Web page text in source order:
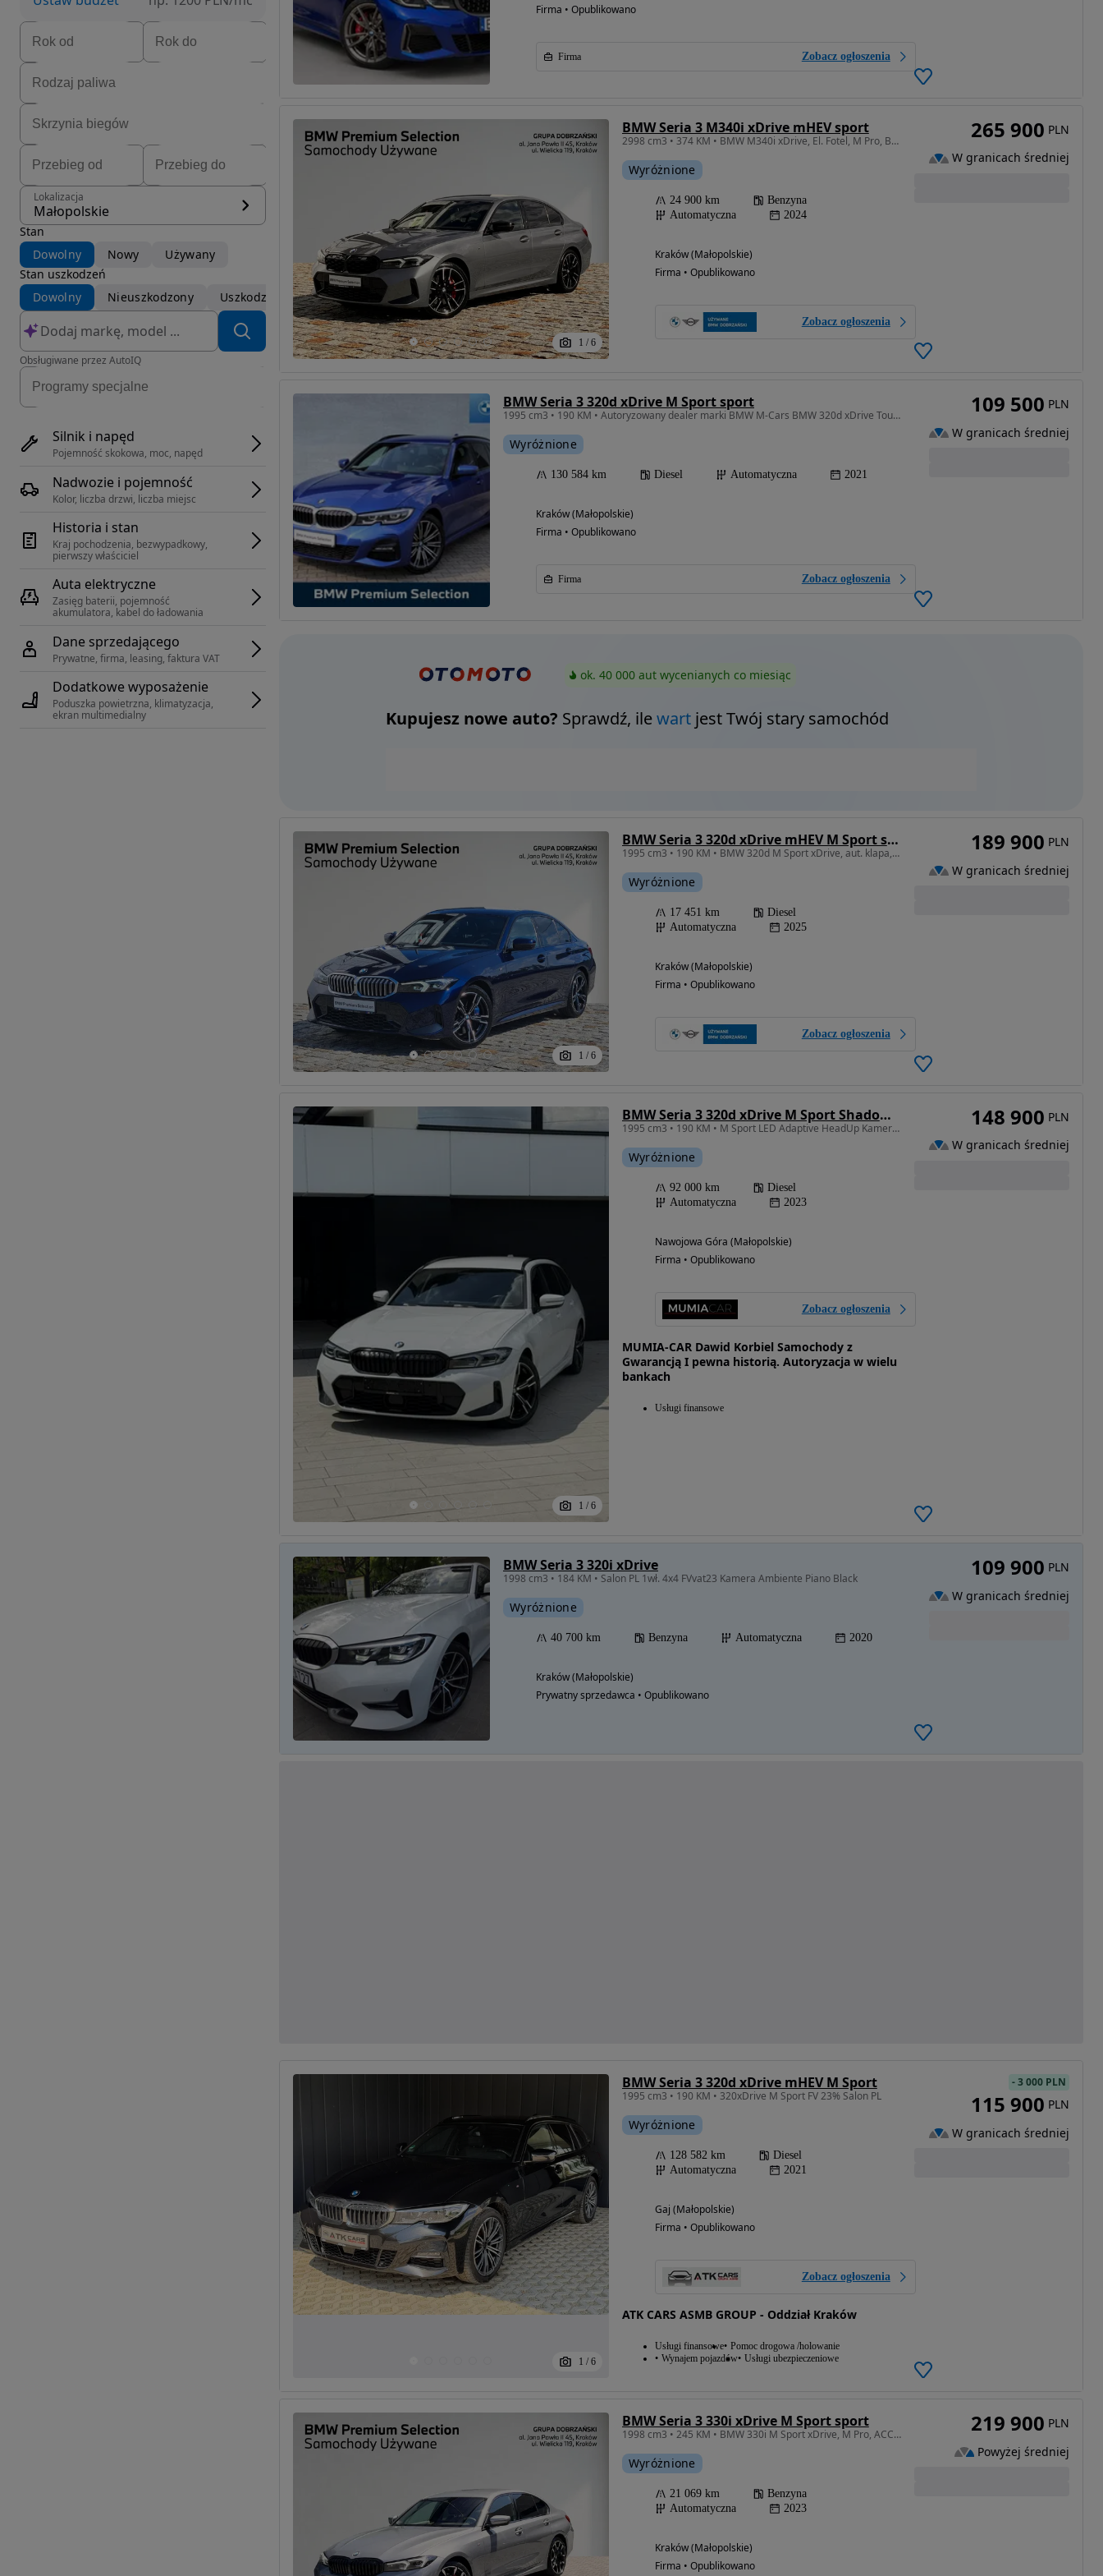
Lokalizacja
Małopolskie
Stan
Dowolny
Nowy
Używany
Stan uszkodzeń
Dowolny
Nieuszkodzony Uszkodzony
Obsługiwane przez AutoIQ
Silnik i napęd
Pojemność skokowa, moc, napęd
Nadwozie i pojemność
Kolor, liczba drzwi, liczba miejsc
Historia i stan
Kraj pochodzenia, bezwypadkowy,
pierwszy właściciel
Auta elektryczne
Zasięg baterii, pojemność
akumulatora, kabel do ładowania
Dane sprzedającego
Prywatne, firma, leasing, faktura VAT
Dodatkowe wyposażenie
Poduszka powietrzna, klimatyzacja,
ekran multimedialny
Firma • Opublikowano
Firma Zobacz ogłoszenia
1 / 6
BMW Seria 3 M340i xDrive mHEV sport
2998 cm3 • 374 KM • BMW M340i xDrive, El. Fotel, M Pro, BRI, FV 23%
Wyróżnione
24 900 km
Benzyna
Automatyczna
2024
Kraków (Małopolskie)
Firma • Opublikowano
Zobacz ogłoszenia
265 900 PLN
W granicach średniej
BMW Seria 3 320d xDrive M Sport sport
1995 cm3 • 190 KM • Autoryzowany dealer marki BMW M-Cars BMW 320d xDrive Touring M Sport
Wyróżnione
130 584 km Diesel Automatyczna 2021
Kraków (Małopolskie)
Firma • Opublikowano
Firma Zobacz ogłoszenia
109 500 PLN
W granicach średniej
ok. 40 000 aut wycenianych co miesiąc
Kupujesz nowe auto? Sprawdź, ilewartjest Twój stary samochód
1 / 6
BMW Seria 3 320d xDrive mHEV M Sport sport
1995 cm3 • 190 KM • BMW 320d M Sport xDrive, aut. klapa, podgrz. kier. karman kard, FV 23%
Wyróżnione
17 451 km
Diesel
Automatyczna
2025
Kraków (Małopolskie)
Firma • Opublikowano
Zobacz ogłoszenia
189 900 PLN
W granicach średniej
1 / 6
BMW Seria 3 320d xDrive M Sport Shadow sport
1995 cm3 • 190 KM • M Sport LED Adaptive HeadUp Kamera Asystenci Alcantara F.Vat 23%
Wyróżnione
92 000 km
Diesel
Automatyczna
2023
Nawojowa Góra (Małopolskie)
Firma • Opublikowano
Zobacz ogłoszenia
MUMIA-CAR Dawid Korbiel Samochody z
Gwarancją I pewna historią. Autoryzacja w wielu
bankach
Usługi finansowe
148 900 PLN
W granicach średniej
BMW Seria 3 320i xDrive
1998 cm3 • 184 KM • Salon PL 1wł. 4x4 FVvat23 Kamera Ambiente Piano Black
Wyróżnione
40 700 km Benzyna Automatyczna 2020
Kraków (Małopolskie)
Prywatny sprzedawca • Opublikowano
109 900 PLN
W granicach średniej
1 / 6
BMW Seria 3 320d xDrive mHEV M Sport
1995 cm3 • 190 KM • 320xDrive M Sport FV 23% Salon PL
Wyróżnione
128 582 km
Diesel
Automatyczna
2021
Gaj (Małopolskie)
Firma • Opublikowano
Zobacz ogłoszenia
ATK CARS ASMB GROUP - Oddział Kraków
Usługi finansowe Pomoc drogowa /holowanie
Wynajem pojazdów Usługi ubezpieczeniowe
-3 000 PLN
115 900 PLN
W granicach średniej
BMW Seria 3 330i xDrive M Sport sport
1998 cm3 • 245 KM • BMW 330i M Sport xDrive, M Pro, ACC, FV 23%
Wyróżnione
21 069 km
Benzyna
Automatyczna
2023
Kraków (Małopolskie)
Firma • Opublikowano
219 900 PLN
Powyżej średniej